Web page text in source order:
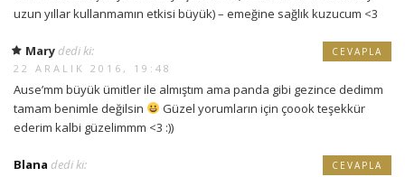
uzun yıllar kullanmamın etkisi büyük) – emeğine sağlık kuzucum <3
Mary dedi ki:
22 ARALIK 2016, 19:48
Ause’mm büyük ümitler ile almıştım ama panda gibi gezince dedimm
tamam benimle değilsin
Güzel yorumların için çoook teşekkür
ederim kalbi güzelimmm <3 :))
CEVAPLA
Blana dedi ki: CEVAPLA